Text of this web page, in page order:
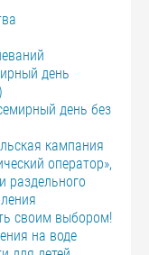
день
день без
кампания
оператор»,
раздельного
своим выбором!
на воде